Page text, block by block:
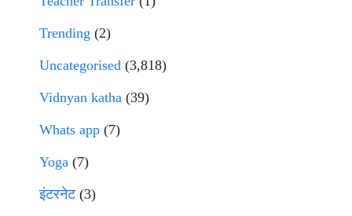
Trending (2)
Uncategorised (3,818)
Vidnyan katha (39)
Whats app (7)
Yoga (7)
इंटरनेट(3)